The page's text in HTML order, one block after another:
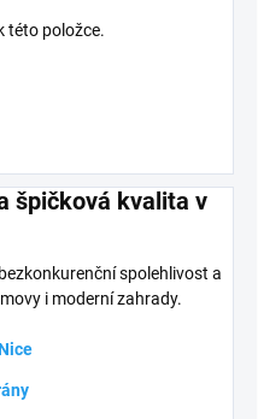
této položce.
špičková kvalita v
spolehlivost a
i moderní zahrady.